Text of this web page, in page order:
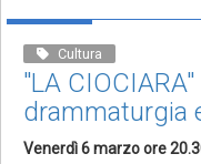
Cultura
"LA
drammaturgia
Venerdì 6 marzo ore